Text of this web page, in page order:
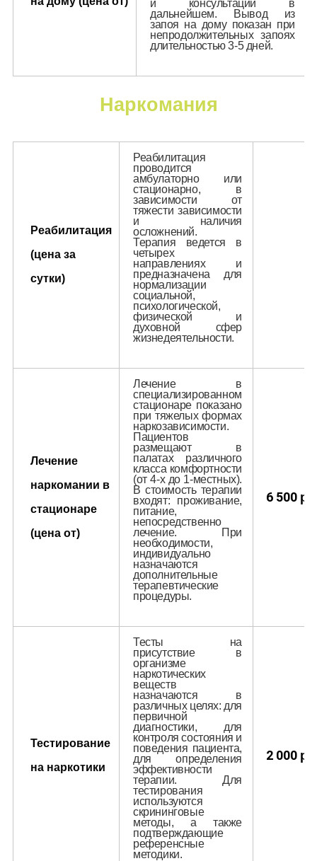
и консультации в
дальнейшем. Вывод из
запоя на дому показан при
непродолжительных запоях
длительностью 3-5 дней.
Наркомания
Реабилитация
(цена за
сутки)
Реабилитация
проводится
амбулаторно или
стационарно, в
зависимости от
тяжести зависимости
и наличия
осложнений.
Терапия ведется в
четырех
направлениях и
предназначена для
нормализации
социальной,
психологической,
физической и
духовной сфер
жизнедеятельности.
Лечение
наркомании в
стационаре
(цена от)
Лечение в
специализированном
стационаре показано
при тяжелых формах
наркозависимости.
Пациентов
размещают в
палатах различного
класса комфортности
(от 4-х до 1-местных).
В стоимость терапии
входят: проживание,
питание,
непосредственно
лечение. При
необходимости,
индивидуально
назначаются
дополнительные
терапевтические
процедуры.
6 500 р.
Тестирование
на наркотики
Тесты на
присутствие в
организме
наркотических
веществ
назначаются в
различных целях: для
первичной
диагностики, для
контроля состояния и
поведения пациента,
для определения
эффективности
терапии. Для
тестирования
используются
скрининговые
методы, а также
подтверждающие
референсные
методики.
2 000 р.